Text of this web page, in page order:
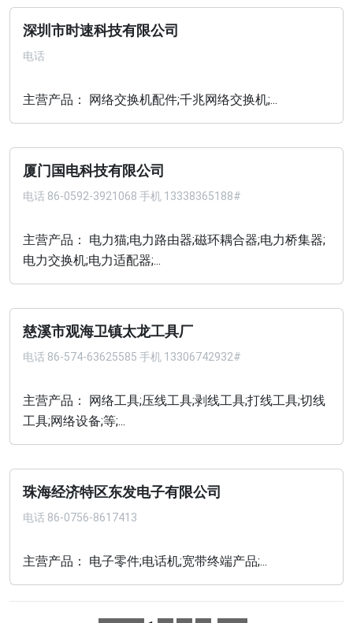
深圳市时速科技有限公司
电话
主营产品： 网络交换机配件;千兆网络交换机;...
厦门国电科技有限公司
电话 86-0592-3921068 手机 13338365188#
主营产品： 电力猫;电力路由器;磁环耦合器;电力桥集器;
电力交换机;电力适配器;...
慈溪市观海卫镇太龙工具厂
电话 86-574-63625585 手机 13306742932#
主营产品： 网络工具;压线工具;剥线工具;打线工具;切线
工具;网络设备;等;...
珠海经济特区东发电子有限公司
电话 86-0756-8617413
主营产品： 电子零件;电话机;宽带终端产品;...